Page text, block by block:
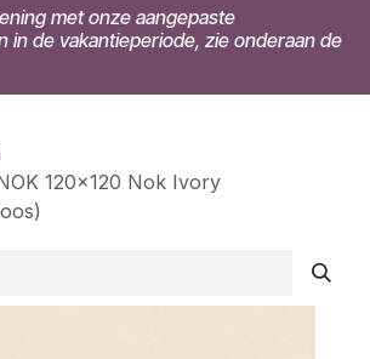
met onze aangepaste
in de vakantieperiode, zie onderaan de
120x120 Nok Ivory